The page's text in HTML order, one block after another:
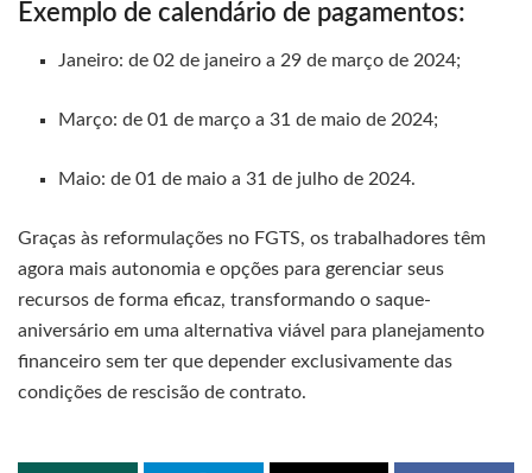
Exemplo de calendário de pagamentos:
Janeiro: de 02 de janeiro a 29 de março de 2024;
Março: de 01 de março a 31 de maio de 2024;
Maio: de 01 de maio a 31 de julho de 2024.
Graças às reformulações no FGTS, os trabalhadores têm
agora mais autonomia e opções para gerenciar seus
recursos de forma eficaz, transformando o saque-
aniversário em uma alternativa viável para planejamento
financeiro sem ter que depender exclusivamente das
condições de rescisão de contrato.